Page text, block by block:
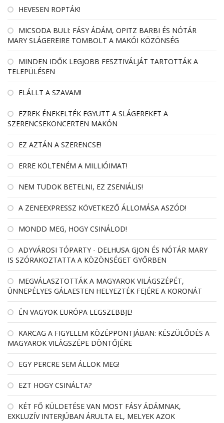
HEVESEN ROPTÁK!
MICSODA BULI: FÁSY ÁDÁM, OPITZ BARBI ÉS NÓTÁR
MARY SLÁGEREIRE TOMBOLT A MAKÓI KÖZÖNSÉG
MINDEN IDŐK LEGJOBB FESZTIVÁLJÁT TARTOTTÁK A
TELEPÜLÉSEN
ELÁLLT A SZAVAM!
EZREK ÉNEKELTÉK EGYÜTT A SLÁGEREKET A
SZERENCSEKONCERTEN MAKÓN
EZ AZTÁN A SZERENCSE!
ERRE KÖLTENÉM A MILLIÓIMAT!
NEM TUDOK BETELNI, EZ ZSENIÁLIS!
A ZENEEXPRESSZ KÖVETKEZŐ ÁLLOMÁSA ASZÓD!
MONDD MEG, HOGY CSINÁLOD!
ADYVÁROSI TÓPARTY - DELHUSA GJON ÉS NÓTÁR MARY
IS SZÓRAKOZTATTA A KÖZÖNSÉGET GYŐRBEN
MEGVÁLASZTOTTÁK A MAGYAROK VILÁGSZÉPÉT,
ÜNNEPÉLYES GÁLAESTEN HELYEZTÉK FEJÉRE A KORONÁT
ÉN VAGYOK EURÓPA LEGSZEBBJE!
KARCAG A FIGYELEM KÖZÉPPONTJÁBAN: KÉSZÜLŐDÉS A
MAGYAROK VILÁGSZÉPE DÖNTŐJÉRE
EGY PERCRE SEM ÁLLOK MEG!
EZT HOGY CSINÁLTA?
KÉT FŐ KÜLDETÉSE VAN MOST FÁSY ÁDÁMNAK,
EXKLUZÍV INTERJÚBAN ÁRULTA EL, MELYEK AZOK